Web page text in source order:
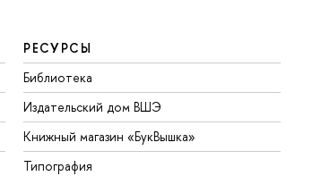
РЕСУРСЫ
Библиотека
Издательский дом ВШЭ
Книжный магазин «БукВышка»
Типография